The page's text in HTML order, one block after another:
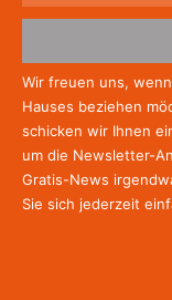
Wir freuen uns,
Hauses beziehen
schicken wir Ihnen
um die Newsletter-
Gratis-News
Sie sich jederzeit